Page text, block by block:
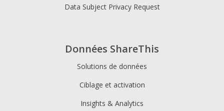
Données ShareThis
Solutions de données
Ciblage et activation
Insights & Analytics
Data Subject Privacy Request